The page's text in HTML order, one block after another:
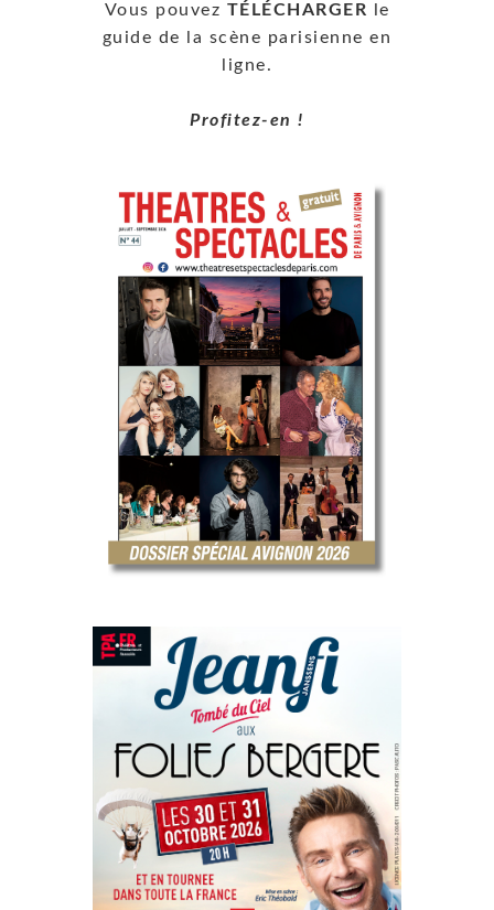
Vous pouvez TÉLÉCHARGER le
guide de la scène parisienne en
ligne.
Profitez-en !